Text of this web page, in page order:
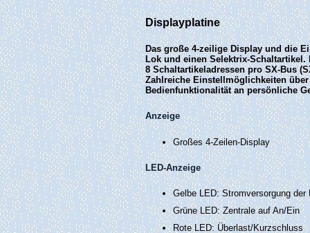
Displayplatine
Das große 4-zeilige Display und die
Lok und einen Selektrix-
8 Schaltartikeladressen pro SX-Bus
Zahlreiche Einstellmöglichkeiten
Bedienfunktionalität an persönliche
Anzeige
Großes 4-Zeilen-Display
LED-Anzeige
Gelbe LED: Stromversorgung der
Grüne LED: Zentrale auf An/Ein
Rote LED: Überlast/Kurzschluss